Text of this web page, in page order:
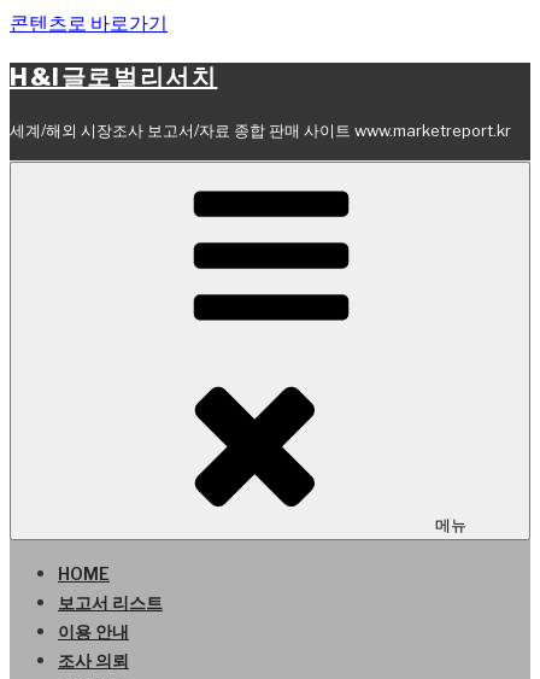
콘텐츠로 바로가기
H&I글로벌리서치
세계/해외 시장조사 보고서/자료 종합 판매 사이트 www.marketreport.kr
메뉴
HOME
보고서 리스트
이용 안내
조사 의뢰